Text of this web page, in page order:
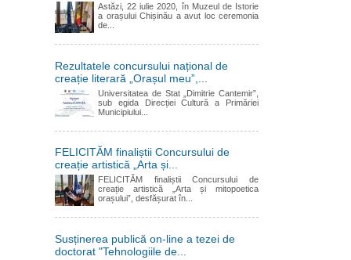
Astăzi, 22 iulie 2020, în Muzeul de Istorie
a orașului Chișinău a avut loc ceremonia
de...
Rezultatele concursului național de
creație literară „Orașul meu”,...
Universitatea de Stat „Dimitrie Cantemir”,
sub egida Direcției Cultură a Primăriei
Municipiului...
FELICITĂM finaliștii Concursului de
creație artistică „Arta și...
FELICITĂM finaliștii Concursului de
creație artistică „Arta și mitopoetica
orașului”, desfășurat în...
Susținerea publică on-line a tezei de
doctorat "Tehnologiile de...